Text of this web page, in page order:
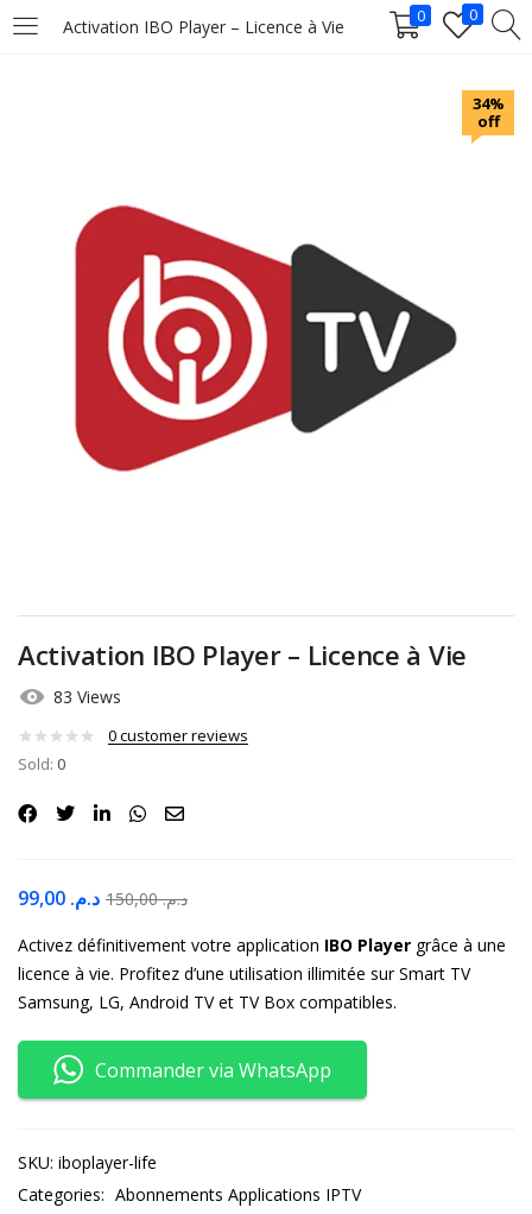
Activation IBO Player – Licence à Vie 0 0
LOGIN
Remember me
Login
Lost password?
34%
off
Activation IBO Player – Licence à Vie
83 Views
0customer reviews
Sold: 0
د.م. د.م.150,00
Activez définitivement votre application IBO Player grâce à une
licence à vie. Profitez d’une utilisation illimitée sur Smart TV
Samsung, LG, Android TV et TV Box compatibles.
Commander via WhatsApp
SKU: iboplayer-life
Categories: Abonnements Applications IPTV